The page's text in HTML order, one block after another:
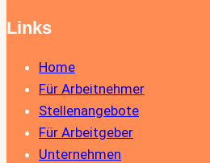
Links
Home
Für Arbeitnehmer
Stellenangebote
Für Arbeitgeber
Unternehmen